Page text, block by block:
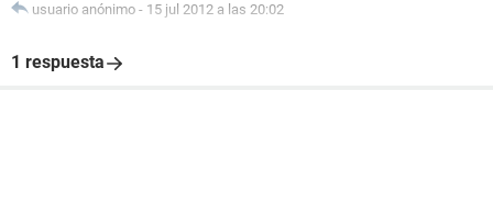
usuario anónimo - 15 jul 2012 a las 20:02
1 respuesta